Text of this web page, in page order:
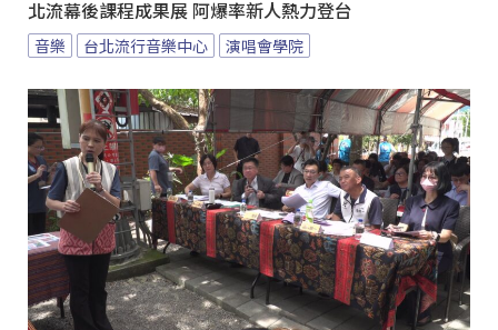
北流幕後課程成果展 阿爆率新人熱力登台
音樂 台北流行音樂中心 演唱會學院